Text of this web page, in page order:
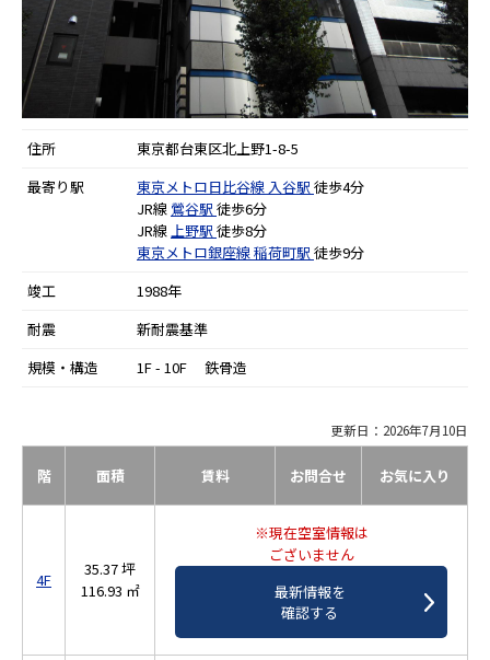
住所
東京都台東区北上野1-8-5
最寄り駅
東京メトロ日比谷線 入谷駅 徒歩4分
JR線 鶯谷駅 徒歩6分
JR線上野駅 徒歩8分
東京メトロ銀座線稲荷町駅 徒歩9分
竣工
1988年
耐震
新耐震基準
規模・構造
1F - 10F 鉄骨造
更新日：2026年7月10日
階 面積 賃料 お問合せ お気に入り
4F
35.37 坪
116.93 ㎡
※現在空室情報は
ございません
最新情報を
確認する